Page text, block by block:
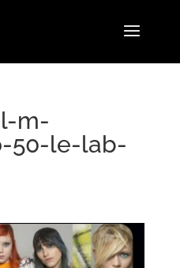
m-
50-le-lab-